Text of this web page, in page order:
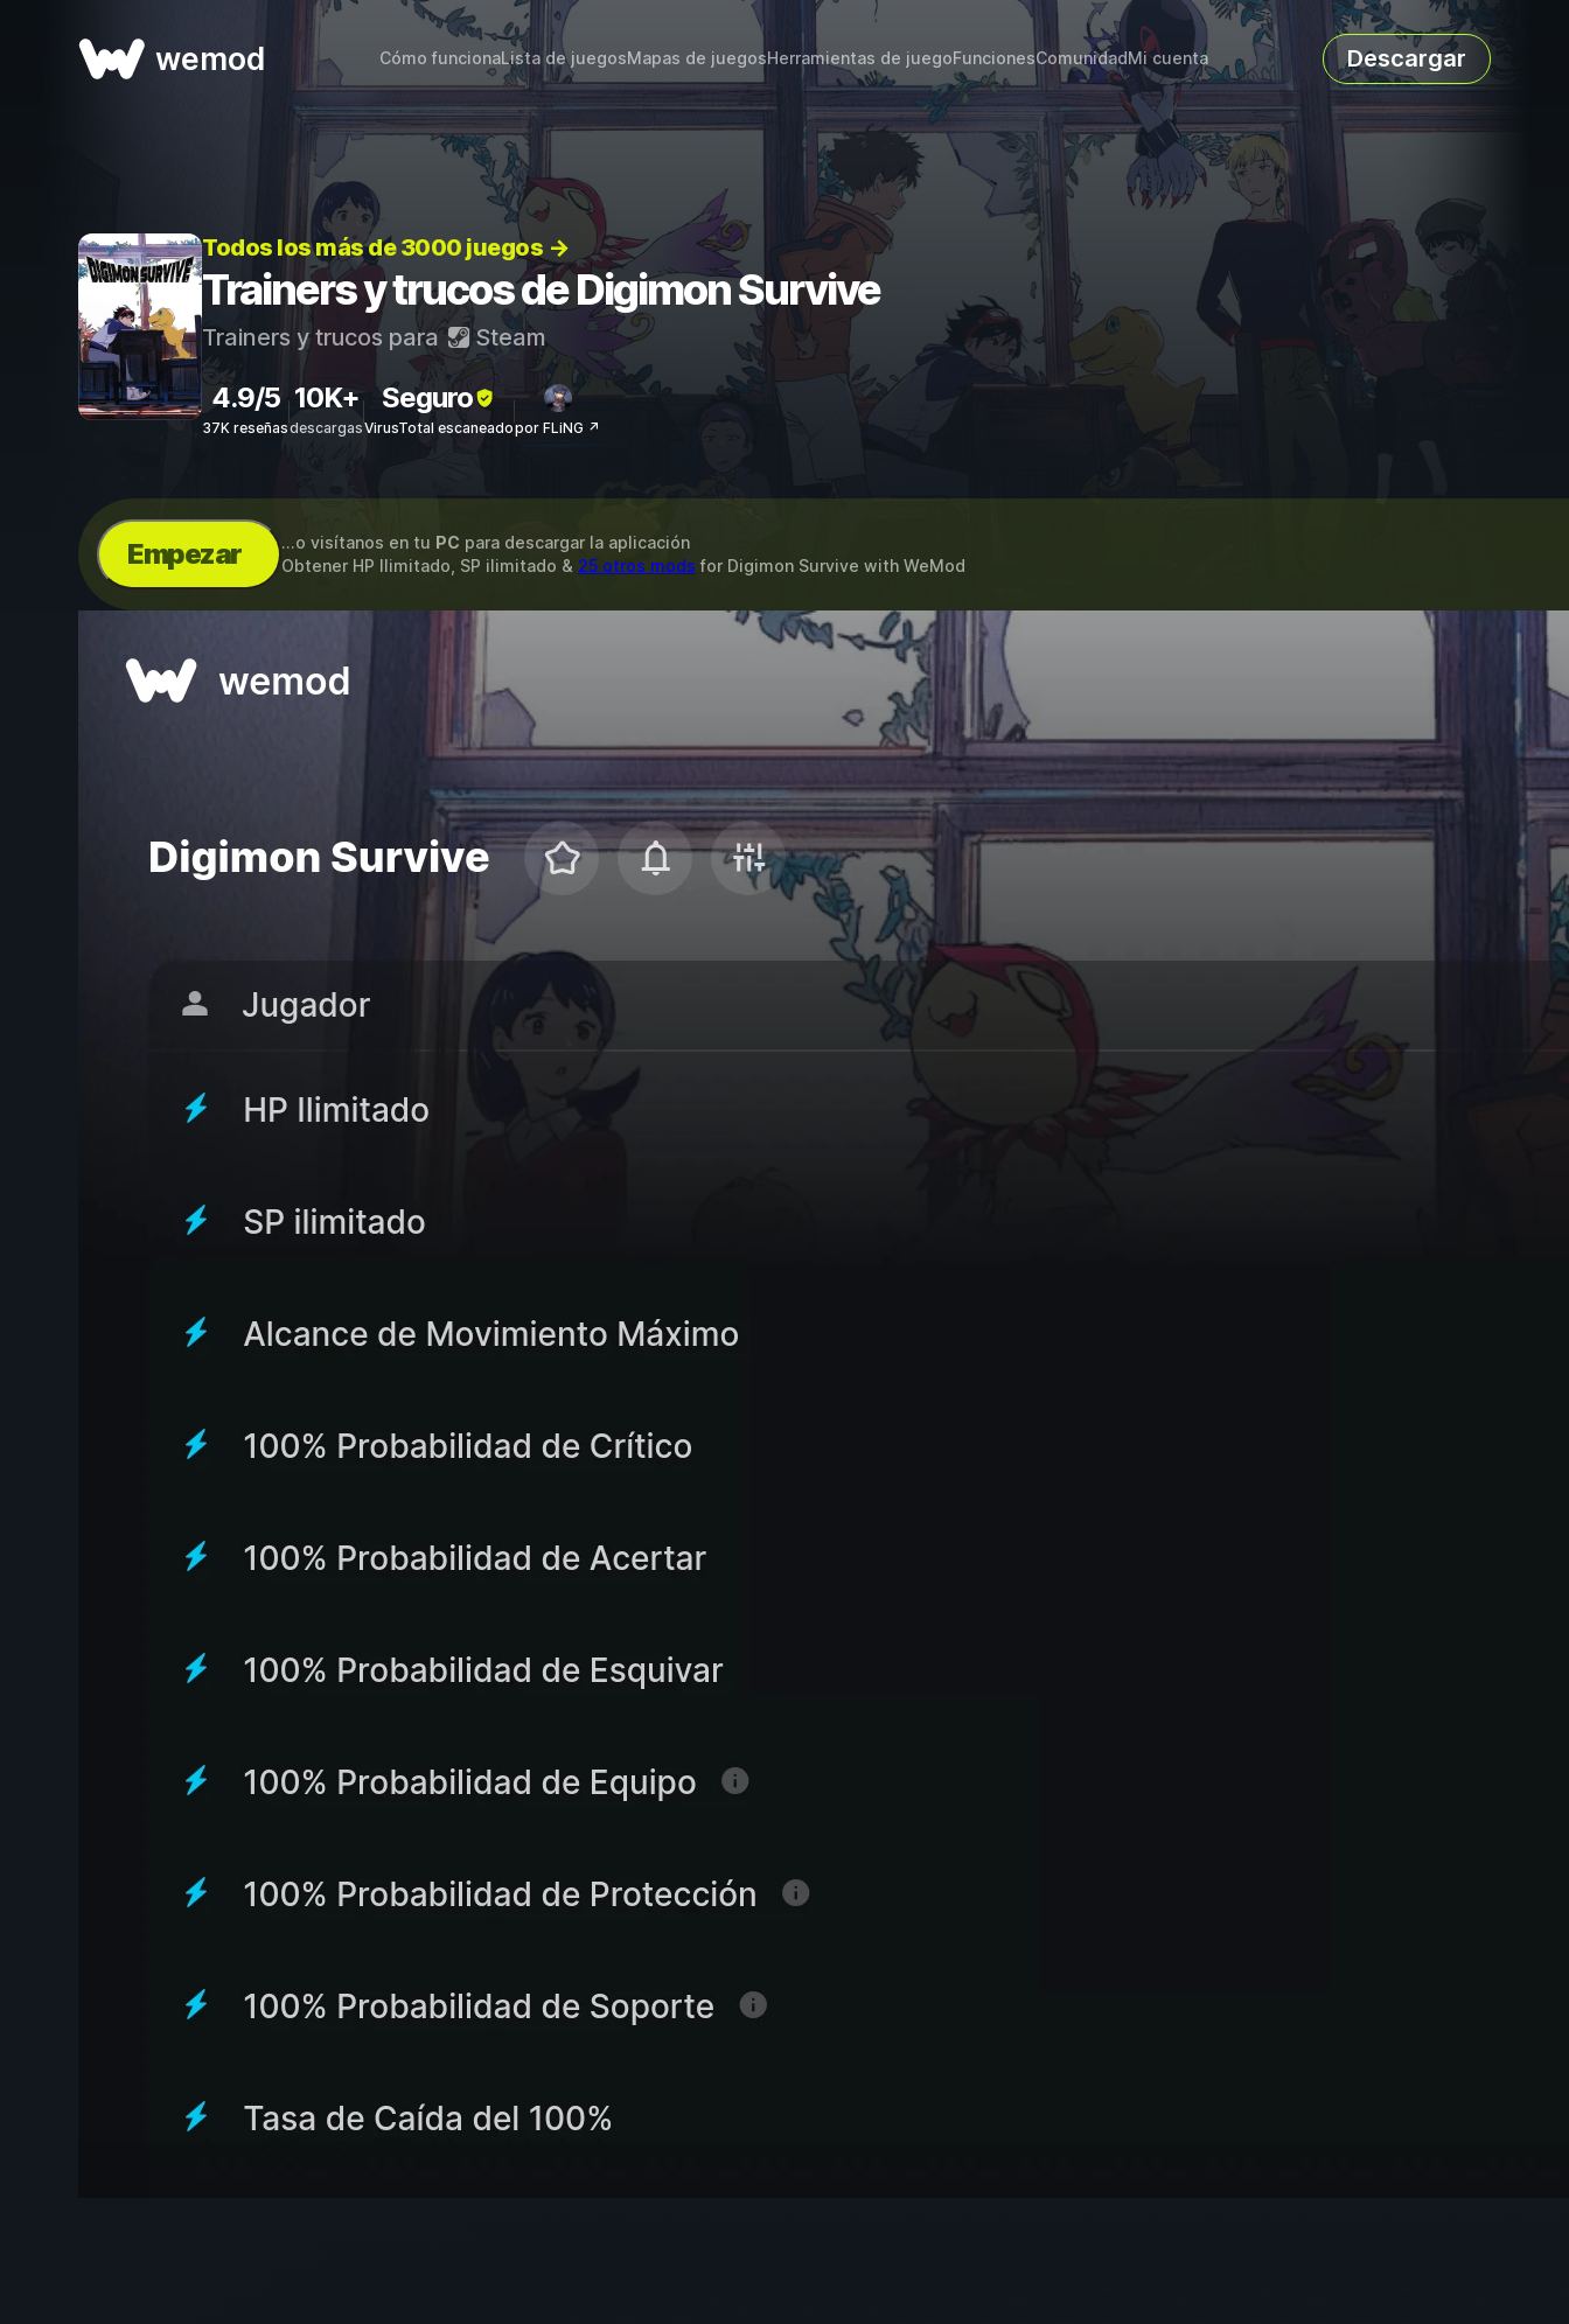
wemod Cómo funcionaLista de juegosMapas de juegosHerramientas de juegoFuncionesComunidadMi cuenta Descargar
Todos los más de 3000 juegos →
Trainers y trucos de Digimon Survive
Trainers y trucos para Steam
4.9/5
37K reseñas
10K+
descargas
Seguro
VirusTotal escaneadopor FLiNG ↗
Empezar ...o visítanos en tu PC para descargar la aplicación
Obtener HP Ilimitado, SP ilimitado & 25 otros mods for Digimon Survive with WeMod